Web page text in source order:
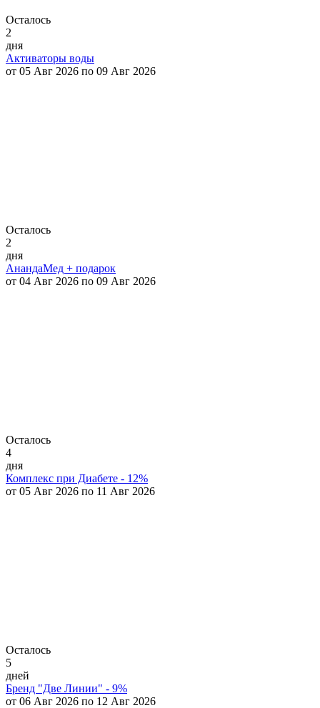
Осталось
2
дня
Активаторы воды
от 05 Авг 2026 по 09 Авг 2026
Осталось
2
дня
АнандаМед + подарок
от 04 Авг 2026 по 09 Авг 2026
Осталось
4
дня
Комплекс при Диабете - 12%
от 05 Авг 2026 по 11 Авг 2026
Осталось
5
дней
Бренд "Две Линии" - 9%
от 06 Авг 2026 по 12 Авг 2026